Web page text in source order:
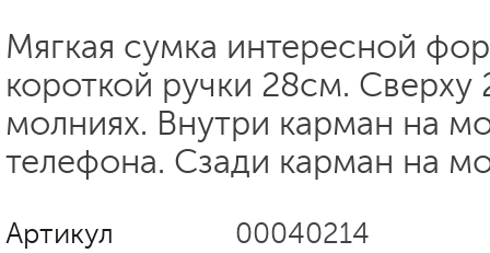
Мягкая сумка интересной
короткой ручки 28см. Сверху
молниях. Внутри карман на
телефона. Сзади карман на
Артикул
00040214